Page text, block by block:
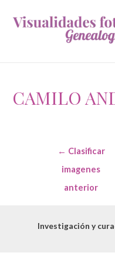
CAMILO
entradas
← Clasificar
imagenes
anterior
Investigación y